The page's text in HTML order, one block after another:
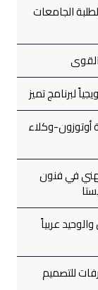
الجامعات
لبرنامج تميز
وكلاء
في فنون
عربياً
للتصميم